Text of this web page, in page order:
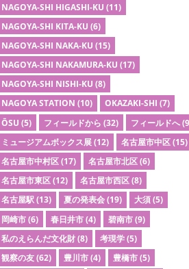
NAGOYA-SHI HIGASHI-KU (11)
NAGOYA-SHI KITA-KU (6)
NAGOYA-SHI NAKA-KU (15)
NAGOYA-SHI NAKAMURA-KU (17)
NAGOYA-SHI NISHI-KU (8)
NAGOYA STATION (10) OKAZAKI-SHI (7)
ŌSU (5) フィールドから (32) フィールドへ
ミュージアムボックス展(12) 名古屋市中区(15)
名古屋市中村区(17) 名古屋市北区(6)
名古屋市東区(12) 名古屋市西区(8)
名古屋駅(13) 夏の発表会(19) 大須(5)
岡崎市(6) 春日井市(4) 碧南市(9)
私のえらんだ文化財(8) 考現学(5)
観察の友(62) 豊川市(4) 豊橋市(5)